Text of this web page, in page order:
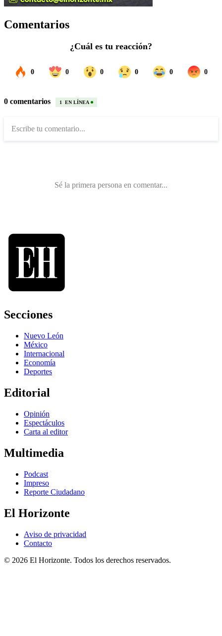
Comentarios
Secciones
Nuevo León
México
Internacional
Economía
Deportes
Editorial
Opinión
Espectáculos
Carta al editor
Multimedia
Podcast
Impreso
Reporte Ciudadano
El Horizonte
Aviso de privacidad
Contacto
© 2026 El Horizonte. Todos los derechos reservados.